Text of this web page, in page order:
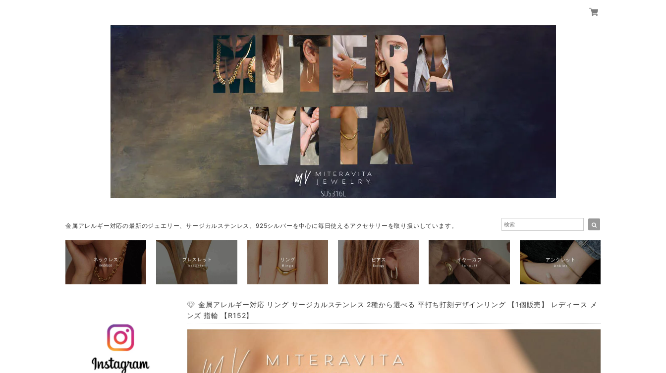
金属アレルギー対応の最新のジュエリー、サージカルステンレス、925シルバーを中心に毎日使えるアクセサリーを取り扱いしています。
金属アレルギー対応 リング サージカルステンレス 2種から選べる 平打ち打刻デザインリング 【1個販売】 レディース メ
ンズ 指輪 【R152】